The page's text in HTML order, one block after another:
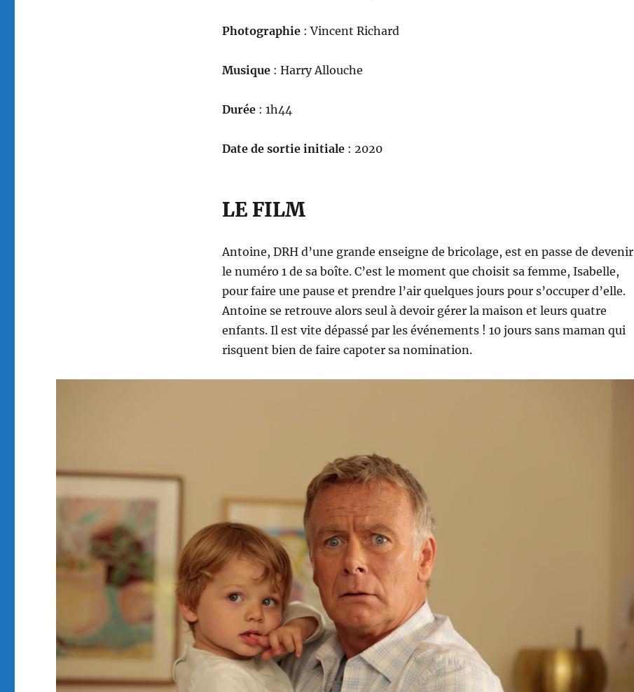
Photographie: Vincent Richard
Musique : Harry Allouche
Durée: 1h44
Date de sortie initiale: 2020
LE FILM
Antoine, DRH d’une grande enseigne de bricolage, est en passe de devenir
le numéro 1 de sa boîte. C’est le moment que choisit sa femme, Isabelle,
pour faire une pause et prendre l’air quelques jours pour s’occuper d’elle.
Antoine se retrouve alors seul à devoir gérer la maison et leurs quatre
enfants. Il est vite dépassé par les événements ! 10 jours sans maman qui
risquent bien de faire capoter sa nomination.